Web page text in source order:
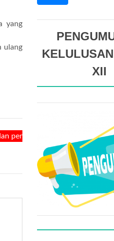
yang
ulang
tanpa tindakan adalah hal
XII